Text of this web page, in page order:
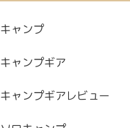
キャンプ
キャンプギア
キャンプギアレビュー